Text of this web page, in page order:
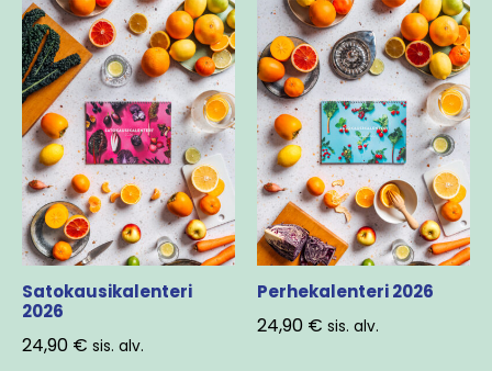
Satokausikalenteri
2026
24,90 € sis. alv.
Perhekalenteri 2026
24,90 € sis. alv.